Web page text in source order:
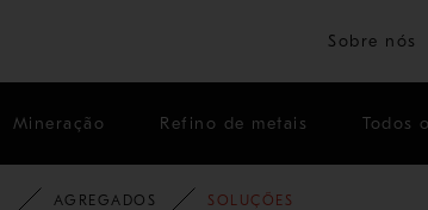
Ir
Sobre nós
Mineração Refino de metais Todos
AGREGADOS SOLUÇÕES